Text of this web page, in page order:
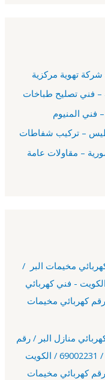
66140865 – المنصورية – مقاولات عامة
البر / 50802191 / رقم كهربائي مخيمات البر /
- فني كهربائي
مخيمات البر / 66629504 / رقم كهربائي مخيمات
البر / 69002231 / فني كهربائي منازل البر / رقم
مخيمات البر / 66629504 / رقم كهربائي مخيمات